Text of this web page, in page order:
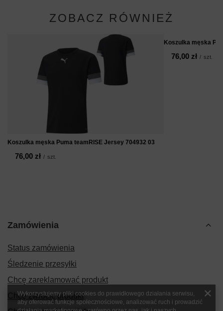
ZOBACZ RÓWNIEŻ
Koszulka męska Puma teamRISE Jersey 704932 03
76,00 zł / szt.
Koszulka męska
76,00 zł / szt.
Zamówienia
Status zamówienia
Śledzenie przesyłki
Chcę zareklamować produkt
Chcę zwrócić produkt
Wykorzystujemy pliki cookies do prawidłowego działania serwisu,
aby oferować funkcje społecznościowe, analizować ruch i prowadzić